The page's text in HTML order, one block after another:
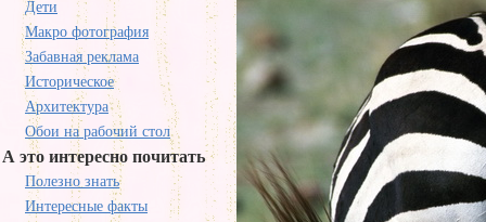
Дети
Макро фотография
Забавная реклама
Историческое
Архитектура
Обои на рабочий стол
А это интересно почитать
Полезно знать
Интересные факты